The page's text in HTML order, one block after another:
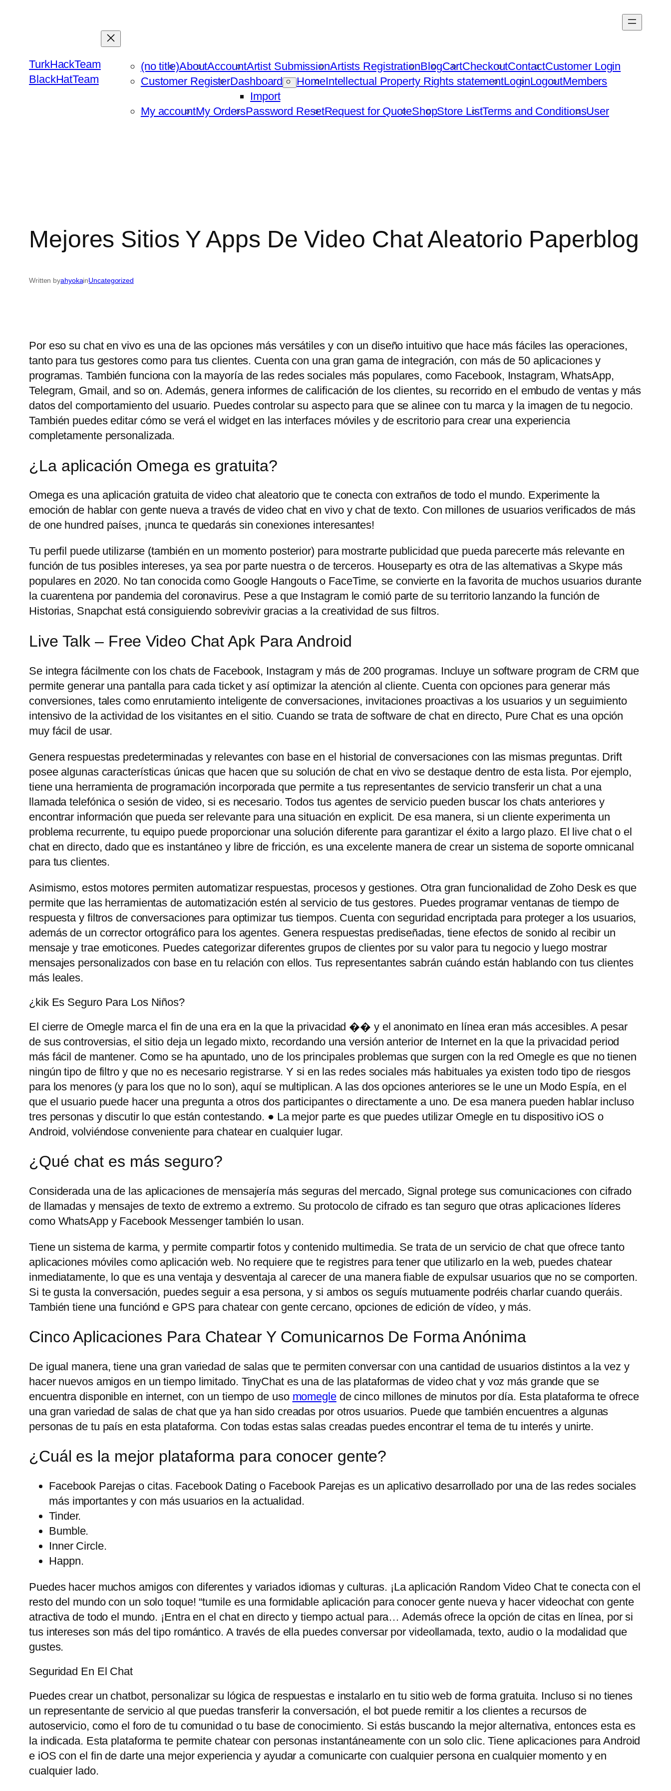
TurkHackTeam
BlackHatTeam
(no title)AboutAccountArtist SubmissionArtists RegistrationBlogCartCheckoutContactCustomer Login
Customer RegisterDashboard
Import
HomeIntellectual Property Rights statementLoginLogoutMembers
My accountMy OrdersPassword ResetRequest for QuoteShopStore ListTerms and ConditionsUser
Mejores Sitios Y Apps De Video Chat Aleatorio Paperblog
Written byahyokainUncategorized
Por eso su chat en vivo es una de las opciones más versátiles y con un diseño intuitivo que hace más fáciles las operaciones,
tanto para tus gestores como para tus clientes. Cuenta con una gran gama de integración, con más de 50 aplicaciones y
programas. También funciona con la mayoría de las redes sociales más populares, como Facebook, Instagram, WhatsApp,
Telegram, Gmail, and so on. Además, genera informes de calificación de los clientes, su recorrido en el embudo de ventas y más
datos del comportamiento del usuario. Puedes controlar su aspecto para que se alinee con tu marca y la imagen de tu negocio.
También puedes editar cómo se verá el widget en las interfaces móviles y de escritorio para crear una experiencia
completamente personalizada.
¿La aplicación Omega es gratuita?
Omega es una aplicación gratuita de video chat aleatorio que te conecta con extraños de todo el mundo. Experimente la
emoción de hablar con gente nueva a través de video chat en vivo y chat de texto. Con millones de usuarios verificados de más
de one hundred países, ¡nunca te quedarás sin conexiones interesantes!
Tu perfil puede utilizarse (también en un momento posterior) para mostrarte publicidad que pueda parecerte más relevante en
función de tus posibles intereses, ya sea por parte nuestra o de terceros. Houseparty es otra de las alternativas a Skype más
populares en 2020. No tan conocida como Google Hangouts o FaceTime, se convierte en la favorita de muchos usuarios durante
la cuarentena por pandemia del coronavirus. Pese a que Instagram le comió parte de su territorio lanzando la función de
Historias, Snapchat está consiguiendo sobrevivir gracias a la creatividad de sus filtros.
Live Talk – Free Video Chat Apk Para Android
Se integra fácilmente con los chats de Facebook, Instagram y más de 200 programas. Incluye un software program de CRM que
permite generar una pantalla para cada ticket y así optimizar la atención al cliente. Cuenta con opciones para generar más
conversiones, tales como enrutamiento inteligente de conversaciones, invitaciones proactivas a los usuarios y un seguimiento
intensivo de la actividad de los visitantes en el sitio. Cuando se trata de software de chat en directo, Pure Chat es una opción
muy fácil de usar.
Genera respuestas predeterminadas y relevantes con base en el historial de conversaciones con las mismas preguntas. Drift
posee algunas características únicas que hacen que su solución de chat en vivo se destaque dentro de esta lista. Por ejemplo,
tiene una herramienta de programación incorporada que permite a tus representantes de servicio transferir un chat a una
llamada telefónica o sesión de video, si es necesario. Todos tus agentes de servicio pueden buscar los chats anteriores y
encontrar información que pueda ser relevante para una situación en explicit. De esa manera, si un cliente experimenta un
problema recurrente, tu equipo puede proporcionar una solución diferente para garantizar el éxito a largo plazo. El live chat o el
chat en directo, dado que es instantáneo y libre de fricción, es una excelente manera de crear un sistema de soporte omnicanal
para tus clientes.
Asimismo, estos motores permiten automatizar respuestas, procesos y gestiones. Otra gran funcionalidad de Zoho Desk es que
permite que las herramientas de automatización estén al servicio de tus gestores. Puedes programar ventanas de tiempo de
respuesta y filtros de conversaciones para optimizar tus tiempos. Cuenta con seguridad encriptada para proteger a los usuarios,
además de un corrector ortográfico para los agentes. Genera respuestas prediseñadas, tiene efectos de sonido al recibir un
mensaje y trae emoticones. Puedes categorizar diferentes grupos de clientes por su valor para tu negocio y luego mostrar
mensajes personalizados con base ​​en tu relación con ellos. Tus representantes sabrán cuándo están hablando con tus clientes
más leales.
¿kik Es Seguro Para Los Niños?
El cierre de Omegle marca el fin de una era en la que la privacidad �� y el anonimato en línea eran más accesibles. A pesar
de sus controversias, el sitio deja un legado mixto, recordando una versión anterior de Internet en la que la privacidad period
más fácil de mantener. Como se ha apuntado, uno de los principales problemas que surgen con la red Omegle es que no tienen
ningún tipo de filtro y que no es necesario registrarse. Y si en las redes sociales más habituales ya existen todo tipo de riesgos
para los menores (y para los que no lo son), aquí se multiplican. A las dos opciones anteriores se le une un Modo Espía, en el
que el usuario puede hacer una pregunta a otros dos participantes o directamente a uno. De esa manera pueden hablar incluso
tres personas y discutir lo que están contestando. ● La mejor parte es que puedes utilizar Omegle en tu dispositivo iOS o
Android, volviéndose conveniente para chatear en cualquier lugar.
¿Qué chat es más seguro?
Considerada una de las aplicaciones de mensajería más seguras del mercado, Signal protege sus comunicaciones con cifrado
de llamadas y mensajes de texto de extremo a extremo. Su protocolo de cifrado es tan seguro que otras aplicaciones líderes
como WhatsApp y Facebook Messenger también lo usan.
Tiene un sistema de karma, y permite compartir fotos y contenido multimedia. Se trata de un servicio de chat que ofrece tanto
aplicaciones móviles como aplicación web. No requiere que te registres para tener que utilizarlo en la web, puedes chatear
inmediatamente, lo que es una ventaja y desventaja al carecer de una manera fiable de expulsar usuarios que no se comporten.
Si te gusta la conversación, puedes seguir a esa persona, y si ambos os seguís mutuamente podréis charlar cuando queráis.
También tiene una funciónd e GPS para chatear con gente cercano, opciones de edición de vídeo, y más.
Cinco Aplicaciones Para Chatear Y Comunicarnos De Forma Anónima
De igual manera, tiene una gran variedad de salas que te permiten conversar con una cantidad de usuarios distintos a la vez y
hacer nuevos amigos en un tiempo limitado. TinyChat es una de las plataformas de video chat y voz más grande que se
encuentra disponible en internet, con un tiempo de uso momeglede cinco millones de minutos por día. Esta plataforma te ofrece
una gran variedad de salas de chat que ya han sido creadas por otros usuarios. Puede que también encuentres a algunas
personas de tu país en esta plataforma. Con todas estas salas creadas puedes encontrar el tema de tu interés y unirte.
¿Cuál es la mejor plataforma para conocer gente?
Facebook Parejas o citas. Facebook Dating o Facebook Parejas es un aplicativo desarrollado por una de las redes sociales
más importantes y con más usuarios en la actualidad.
Tinder.
Bumble.
Inner Circle.
Happn.
Puedes hacer muchos amigos con diferentes y variados idiomas y culturas. ¡La aplicación Random Video Chat te conecta con el
resto del mundo con un solo toque! “tumile es una formidable aplicación para conocer gente nueva y hacer videochat con gente
atractiva de todo el mundo. ¡Entra en el chat en directo y tiempo actual para… Además ofrece la opción de citas en línea, por si
tus intereses son más del tipo romántico. A través de ella puedes conversar por videollamada, texto, audio o la modalidad que
gustes.
Seguridad En El Chat
Puedes crear un chatbot, personalizar su lógica de respuestas e instalarlo en tu sitio web de forma gratuita. Incluso si no tienes
un representante de servicio al que puedas transferir la conversación, el bot puede remitir a los clientes a recursos de
autoservicio, como el foro de tu comunidad o tu base de conocimiento. Si estás buscando la mejor alternativa, entonces esta es
la indicada. Esta plataforma te permite chatear con personas instantáneamente con un solo clic. Tiene aplicaciones para Android
e iOS con el fin de darte una mejor experiencia y ayudar a comunicarte con cualquier persona en cualquier momento y en
cualquier lado.